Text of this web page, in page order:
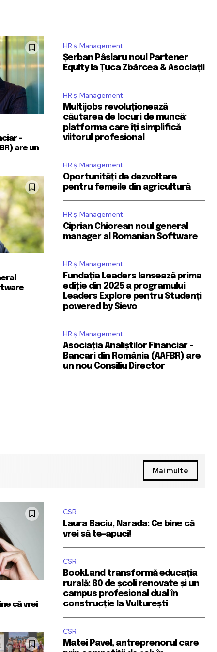
–
are un
HR și Management
Șerban Pâslaru noul Partener
Equity la Țuca Zbârcea & Asociații
HR și Management
Multijobs revoluționează
căutarea de locuri de muncă:
platforma care îți simplifică
viitorul profesional
HR și Management
Oportunități de dezvoltare
pentru femeile din agricultură
HR și Management
Ciprian Chiorean noul general
manager al Romanian Software
HR și Management
Fundația Leaders lansează prima
ediție din 2025 a programului
Leaders Explore pentru Studenți
powered by Sievo
HR și Management
Asociația Analiștilor Financiar –
Bancari din România (AAFBR) are
un nou Consiliu Director
Mai multe
că vrei
CSR
Laura Baciu, Narada: Ce bine că
vrei să te-apuci!
CSR
BookLand transformă educația
rurală: 80 de școli renovate și un
campus profesional dual în
construcție la Vulturești
CSR
Matei Pavel, antreprenorul care